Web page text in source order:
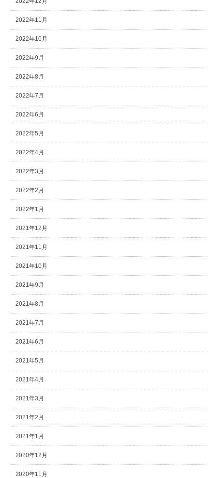
2022年11月
2022年10月
2022年9月
2022年8月
2022年7月
2022年6月
2022年5月
2022年4月
2022年3月
2022年2月
2022年1月
2021年12月
2021年11月
2021年10月
2021年9月
2021年8月
2021年7月
2021年6月
2021年5月
2021年4月
2021年3月
2021年2月
2021年1月
2020年12月
2020年11月